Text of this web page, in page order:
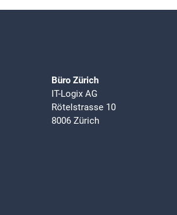
Büro Zürich
IT-Logix AG
Rötelstrasse 10
8006 Zürich